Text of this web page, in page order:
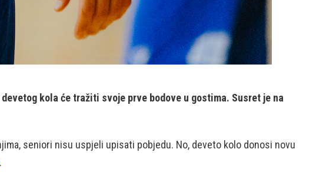
kola će tražiti svoje prve bodove u gostima. Susret je na
seniori nisu uspjeli upisati pobjedu. No, deveto kolo donosi novu
.